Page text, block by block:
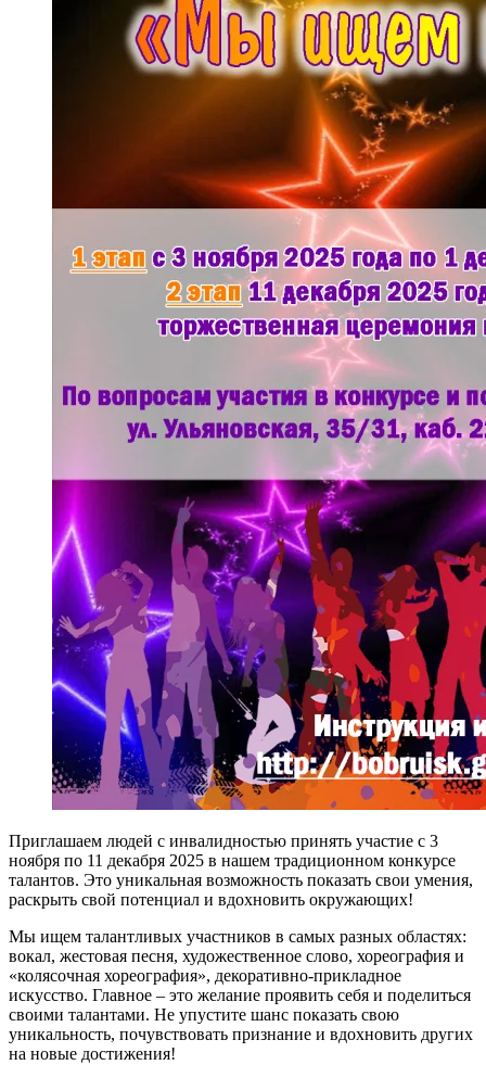
Приглашаем людей с инвалидностью принять участие с 3
ноября по 11 декабря 2025 в нашем традиционном конкурсе
талантов. Это уникальная возможность показать свои умения,
раскрыть свой потенциал и вдохновить окружающих!
Мы ищем талантливых участников в самых разных областях:
вокал, жестовая песня, художественное слово, хореография и
«колясочная хореография», декоративно-прикладное
искусство. Главное – это желание проявить себя и поделиться
своими талантами. Не упустите шанс показать свою
уникальность, почувствовать признание и вдохновить других
на новые достижения!